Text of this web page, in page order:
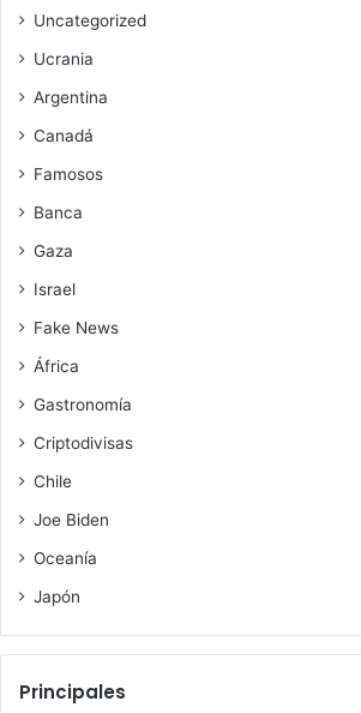
Uncategorized
Ucrania
Argentina
Canadá
Famosos
Banca
Gaza
Israel
Fake News
África
Gastronomía
Criptodivisas
Chile
Joe Biden
Oceanía
Japón
Principales